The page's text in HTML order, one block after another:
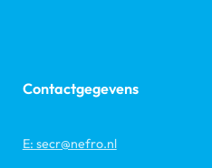
Contactgegevens
E: secr@nefro.nl